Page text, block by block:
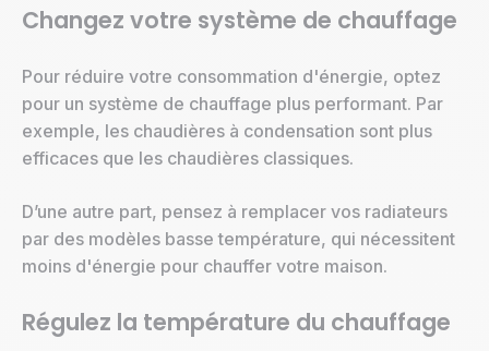
Changez votre système de chauffage
Pour réduire votre consommation d'énergie, optez
pour un système de chauffage plus performant. Par
exemple, les chaudières à condensation sont plus
efficaces que les chaudières classiques.
D’une autre part, pensez à remplacer vos radiateurs
par des modèles basse température, qui nécessitent
moins d'énergie pour chauffer votre maison.
Régulez la température du chauffage